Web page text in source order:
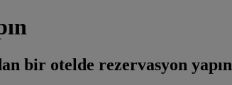
bir otelde rezervasyon yapın